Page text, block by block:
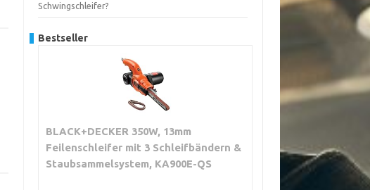
Schwingschleifer?
Bestseller
BLACK+DECKER 350W, 13mm
Feilenschleifer mit 3 Schleifbändern &
Staubsammelsystem, KA900E-QS